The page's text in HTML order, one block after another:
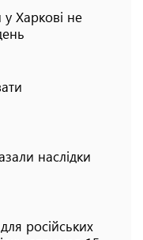
у Харкові не
наслідки
російських